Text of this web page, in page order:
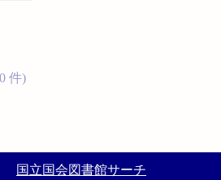
件)
国立国会図書館サーチ